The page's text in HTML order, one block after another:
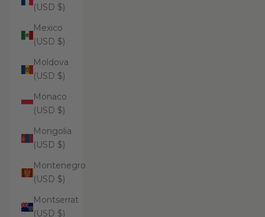
(USD $)
Mexico
(USD $)
Moldova
(USD $)
Monaco
(USD $)
Mongolia
(USD $)
Montenegro
(USD $)
Montserrat
(USD $)